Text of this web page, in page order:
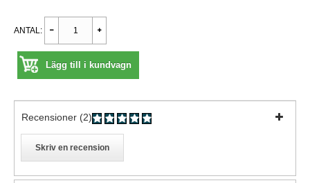
ANTAL:
Lägg till i kundvagn
Recensioner (2)
Skriv en recension